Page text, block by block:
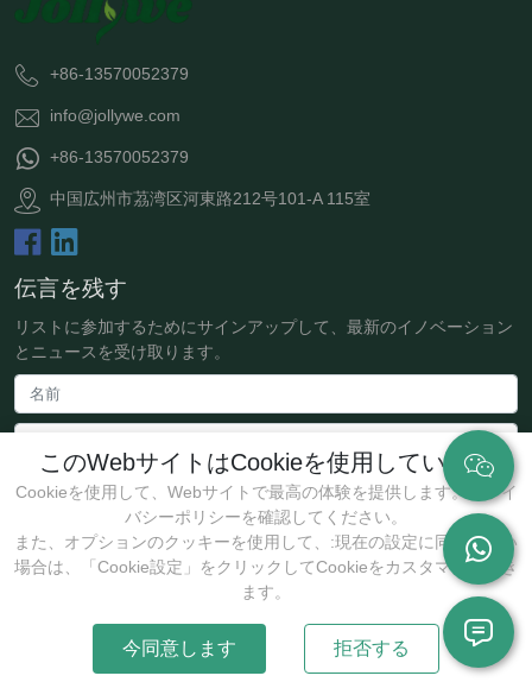
このWebサイトはCookieを使用しています
Cookieを使用して、Webサイトで最高の体験を提供します。プライ
バシーポリシーを確認してください。
また、オプションのクッキーを使用して、:現在の設定に同意しない
場合は、「Cookie設定」をクリックしてCookieをカスタマイズでき
ます。
今同意します 拒否する
+86-13570052379
info@jollywe.com
+86-13570052379
中国広州市茘湾区河東路212号101-A 115室
伝言を残す
リストに参加するためにサインアップして、最新のイノベーション
とニュースを受け取ります。
著作権 @2025 Guangzhou JollyWe Biotechnology Co., Ltd